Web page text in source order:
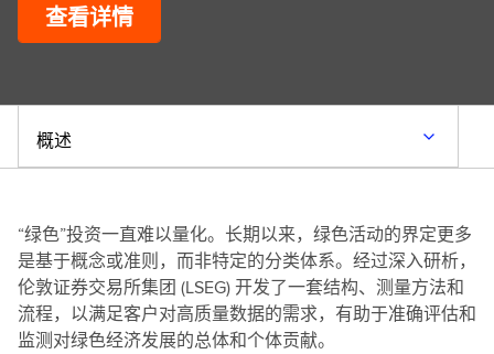
查看详情
概述
“绿色”投资一直难以量化。长期以来，绿色活动的界定更多
是基于概念或准则，而非特定的分类体系。经过深入研析，
伦敦证券交易所集团 (LSEG) 开发了一套结构、测量方法和
流程，以满足客户对高质量数据的需求，有助于准确评估和
监测对绿色经济发展的总体和个体贡献。